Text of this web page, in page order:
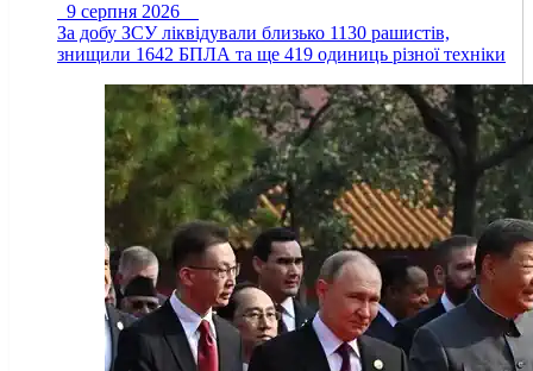
9 серпня 2026
За добу ЗСУ ліквідували близько 1130 рашистів,
знищили 1642 БПЛА та ще 419 одиниць різної техніки